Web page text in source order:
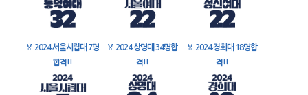
🏅 2024 서울시립대 7명
합격!!
🏅 2024 상명대 34명합
격!!
🏅 2024 경희대 18명합
격!!